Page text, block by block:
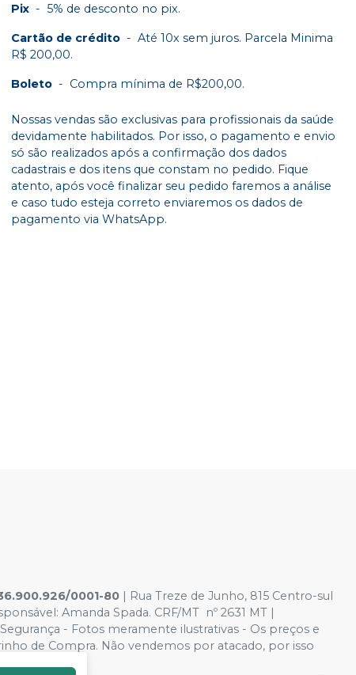
Pix - 5% de desconto no pix.
Cartão de crédito - Até 10x sem juros. Parcela Minima
R$ 200,00.
Boleto - Compra mínima de R$200,00.
Nossas vendas são exclusivas para profissionais da saúde
devidamente habilitados. Por isso, o pagamento e envio
só são realizados após a confirmação dos dados
cadastrais e dos itens que constam no pedido. Fique
atento, após você finalizar seu pedido faremos a análise
e caso tudo esteja correto enviaremos os dados de
pagamento via WhatsApp.
0001-80 | Rua Treze de Junho, 815 Centro-sul
Amanda Spada. CRF/MT nº 2631 MT |
- Fotos meramente ilustrativas - Os preços e
de Compra. Não vendemos por atacado, por isso